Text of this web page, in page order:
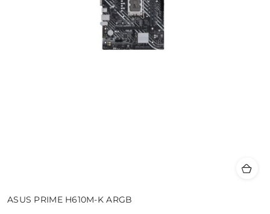
ASUS PRIME H610M-K ARGB